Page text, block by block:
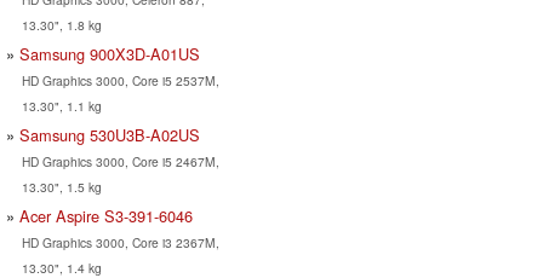
13.30", 1.8 kg
Samsung 900X3D-A01US
HD Graphics 3000, Core i5 2537M,
13.30", 1.1 kg
Samsung 530U3B-A02US
HD Graphics 3000, Core i5 2467M,
13.30", 1.5 kg
Acer Aspire S3-391-6046
HD Graphics 3000, Core i3 2367M,
13.30", 1.4 kg